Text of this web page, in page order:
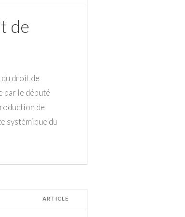
de
droit de
par le député
de
systémique du
ARTICLE